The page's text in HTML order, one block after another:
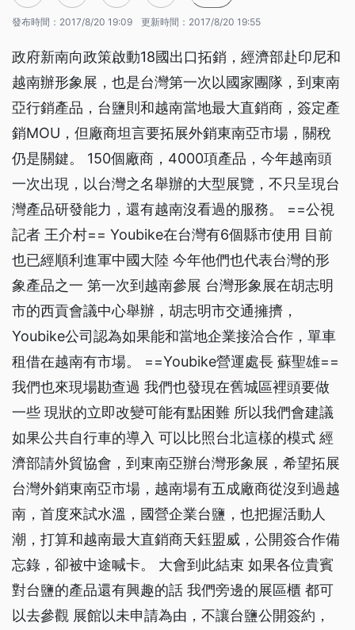
發布時間： 2017/8/20 19:09 更新時間： 2017/8/20 19:55
政府新南向政策啟動18國出口拓銷，經濟部赴印尼和
越南辦形象展，也是台灣第一次以國家團隊，到東南
亞行銷產品，台鹽則和越南當地最大直銷商，簽定產
銷MOU，但廠商坦言要拓展外銷東南亞市場，關稅
仍是關鍵。 150個廠商，4000項產品，今年越南頭
一次出現，以台灣之名舉辦的大型展覽，不只呈現台
灣產品研發能力，還有越南沒看過的服務。 ==公視
記者 王介村== Youbike在台灣有6個縣市使用 目前
也已經順利進軍中國大陸 今年他們也代表台灣的形
象產品之一 第一次到越南參展 台灣形象展在胡志明
市的西貢會議中心舉辦，胡志明市交通擁擠，
Youbike公司認為如果能和當地企業接洽合作，單車
租借在越南有市場。 ==Youbike營運處長 蘇聖雄==
我們也來現場勘查過 我們也發現在舊城區裡頭要做
一些 現狀的立即改變可能有點困難 所以我們會建議
如果公共自行車的導入 可以比照台北這樣的模式 經
濟部請外貿協會，到東南亞辦台灣形象展，希望拓展
台灣外銷東南亞市場，越南場有五成廠商從沒到過越
南，首度來試水溫，國營企業台鹽，也把握活動人
潮，打算和越南最大直銷商天鈺盟威，公開簽合作備
忘錄，卻被中途喊卡。 大會到此結束 如果各位貴賓
對台鹽的產品還有興趣的話 我們旁邊的展區櫃 都可
以去參觀 展館以未申請為由，不讓台鹽公開簽約，